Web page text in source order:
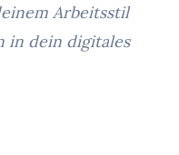
Arbeitsstil
in dein digitales